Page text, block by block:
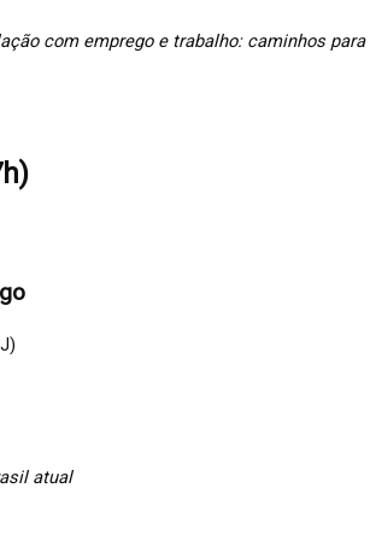
com emprego e trabalho: caminhos
atual